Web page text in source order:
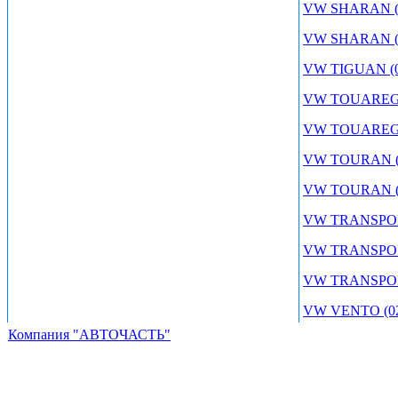
VW SHARAN
VW SHARAN
VW TIGUAN
VW
VW
VW TOURAN
VW TOURAN
VW
VW
VW
VW VENTO
Компания "АВТОЧАСТЬ"